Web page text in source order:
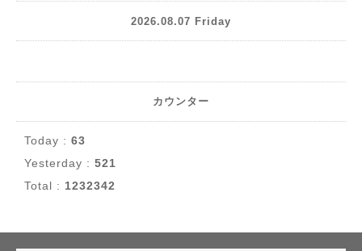
2026.08.07 Friday
カウンター
Today : 63
Yesterday : 521
Total : 1232342